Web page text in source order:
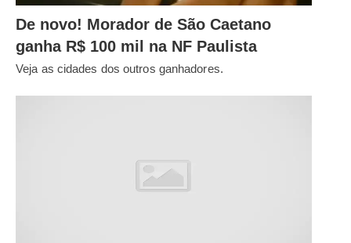
De novo! Morador de São Caetano
ganha R$ 100 mil na NF Paulista
Veja as cidades dos outros ganhadores.